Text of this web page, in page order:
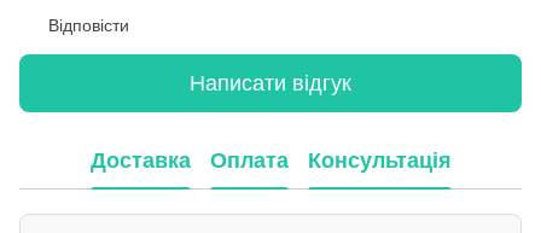
Відповісти
Написати відгук
Доставка Оплата Консультація